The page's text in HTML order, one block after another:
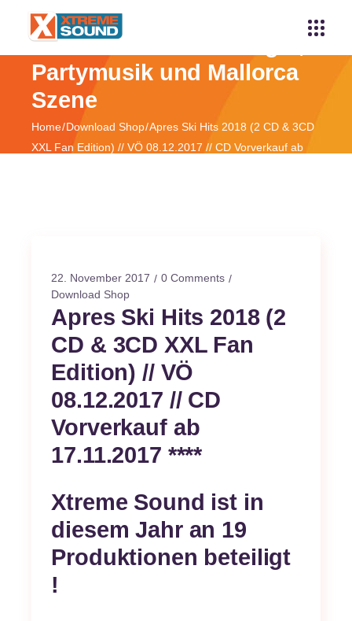
Xtreme Sound - Schlager,
Partymusik und Mallorca
Szene
Home Download Shop Apres Ski Hits 2018 (2 CD & 3CD
XXL Fan Edition) // VÖ 08.12.2017 // CD Vorverkauf ab
22. November 2017
0 Comments
Download Shop
Apres Ski Hits 2018 (2
CD & 3CD XXL Fan
Edition) // VÖ
08.12.2017 // CD
Vorverkauf ab
17.11.2017 ****
Xtreme Sound ist in
diesem Jahr an 19
Produktionen beteiligt
!